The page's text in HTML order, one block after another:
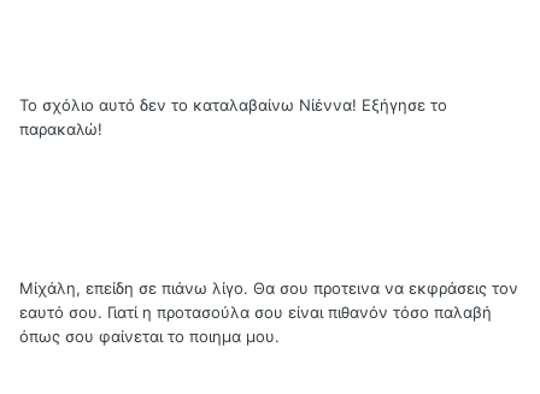
Το σχόλιο αυτό δεν το καταλαβαίνω Νίέννα! Εξήγησε το
παρακαλώ!
Μίχάλη, επείδη σε πιάνω λίγο. Θα σου προτεινα να εκφράσεις τον
εαυτό σου. Γιατί η προτασούλα σου είναι πιθανόν τόσο παλαβή
όπως σου φαίνεται το ποιημα μου.